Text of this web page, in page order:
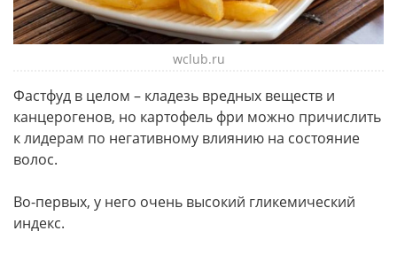
wclub.ru
Фастфуд в целом – кладезь вредных веществ и
канцерогенов, но картофель фри можно причислить
к лидерам по негативному влиянию на состояние
волос.
Во-первых, у него очень высокий гликемический
индекс.